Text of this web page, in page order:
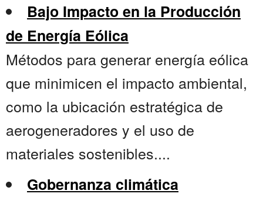
Bajo Impacto en la Producción
de Energía Eólica
Métodos para generar energía eólica
que minimicen el impacto ambiental,
como la ubicación estratégica de
aerogeneradores y el uso de
materiales sostenibles....
Gobernanza climática